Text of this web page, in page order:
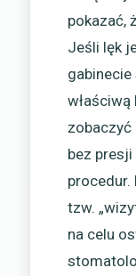
pokazać,
Jeśli lęk
zobaczyć
bez
tzw.
na celu